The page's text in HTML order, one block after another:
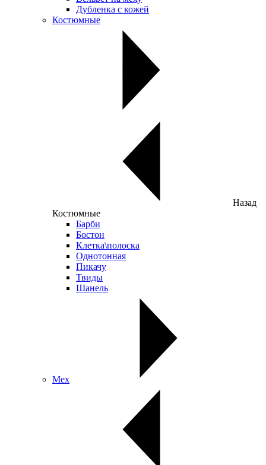
Дубленка с кожей
Костюмные
Назад
Костюмные
Барби
Бостон
Клетка\полоска
Однотонная
Пикачу
Твиды
Шанель
Мех